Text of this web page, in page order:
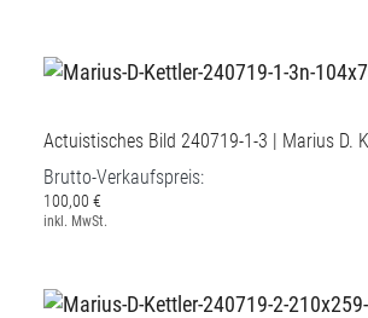
Actuistisches Bild 240719-1-3 | Marius D.
Brutto-Verkaufspreis:
100,00 €
inkl. MwSt.